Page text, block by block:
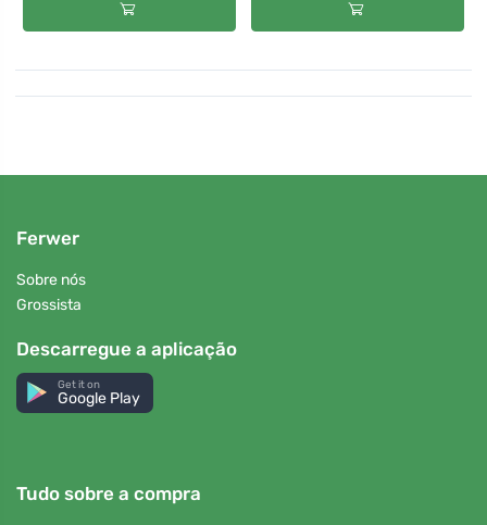
Ferwer
Sobre nós
Grossista
Descarregue a aplicação
Get it on
Google Play
Tudo sobre a compra